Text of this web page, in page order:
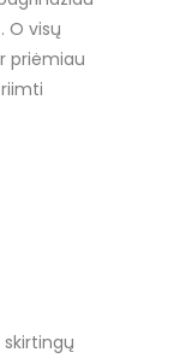
O visų
priėmiau